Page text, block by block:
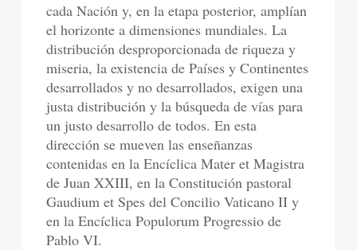
cada Nación y, en la etapa posterior, amplían
el horizonte a dimensiones mundiales. La
distribución desproporcionada de riqueza y
miseria, la existencia de Países y Continentes
desarrollados y no desarrollados, exigen una
justa distribución y la búsqueda de vías para
un justo desarrollo de todos. En esta
dirección se mueven las enseñanzas
contenidas en la Encíclica Mater et Magistra
de Juan XXIII, en la Constitución pastoral
Gaudium et Spes del Concilio Vaticano II y
en la Encíclica Populorum Progressio de
Pablo VI.